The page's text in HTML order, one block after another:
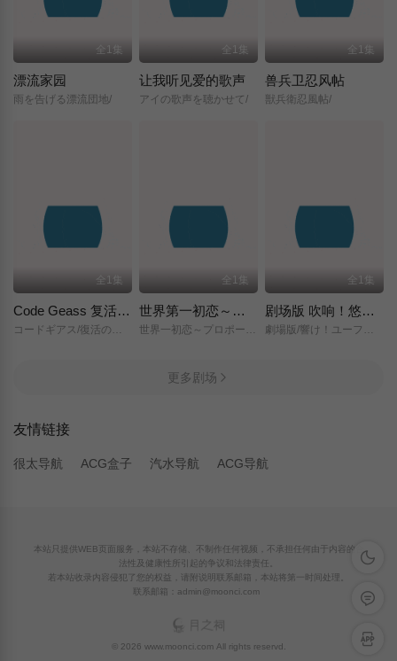
全1集
漂流家园
雨を告げる漂流団地/
全1集
让我听见爱的歌声
アイの歌声を聴かせて/
全1集
兽兵卫忍风帖
獣兵衛忍風帖/
全1集
Code Geass 复活的鲁路修
全1集
世界第一初恋～求婚篇～
全1集
剧场版 吹响！悠风号～想要传达的旋律～
更多剧场
友情链接
很太导航 ACG盒子 汽水导航 ACG导航
深色模
留言反
APP下
本站只提供WEB页面服务，本站不存储、不制作任何视频，不承担任何由于内容的合
法性及健康性所引起的争议和法律责任。
若本站收录内容侵犯了您的权益，请附说明联系邮箱，本站将第一时间处理。
联系邮箱：admin@moonci.com
© 2026 www.moonci.com All rights reservd.